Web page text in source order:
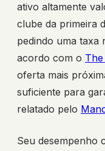
ativo altamente
clube da primeira
pedindo uma taxa
acordo com o
oferta mais
suficiente para
relatado pelo
Seu desempenho